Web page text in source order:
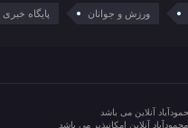
ورزش و جوانان پایگاه خبری
آنلاین می باشد
آنلاین امکانپذیر می باشد